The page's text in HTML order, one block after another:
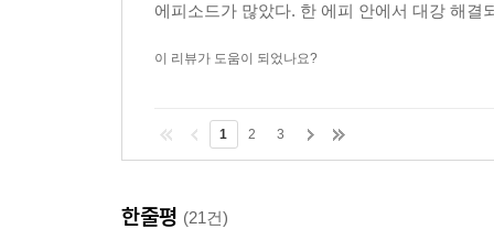
에피소드가 많았다. 한 에피 안에서 대강 해
이 리뷰가 도움이 되었나요?
1 2 3
한줄평 (21건)